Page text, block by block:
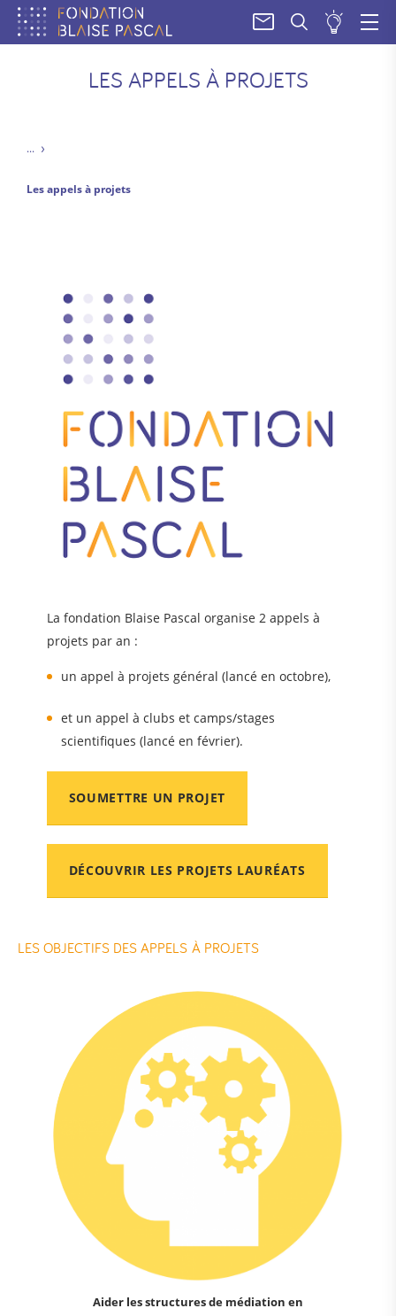
UN
LES APPELS À PROJETS
Les appels à projets
La fondation Blaise Pascal organise 2 appels à
projets par an :
un appel à projets général (lancé en octobre),
et un appel à clubs et camps/stages
scientifiques (lancé en février).
SOUMETTRE UN PROJET
DÉCOUVRIR LES PROJETS LAURÉATS
LES OBJECTIFS DES APPELS À PROJETS
Aider les structures de médiation en